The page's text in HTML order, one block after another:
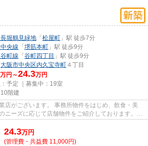
堀鶴見緑地 「松屋町 」駅 徒歩7分
央線 「堺筋本町 」駅 徒歩9分
町線 「谷町四丁目 」駅 徒歩9分
大阪市中央区内久宝寺町 ４丁目
万円～24.3万円
予定 ｜募集中： 19室
階建
店がございます。 事務所物件をはじめ、飲食・美
ニーズに応じて店舗物件をご紹介しております。
切...
24.3万円
(管理費・共益費 11,000円)